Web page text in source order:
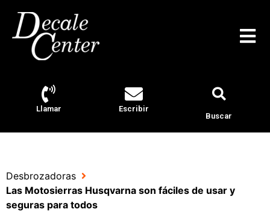
Llamar
Escribir
Buscar
Desbrozadoras
Las Motosierras Husqvarna son fáciles de usar y
seguras para todos